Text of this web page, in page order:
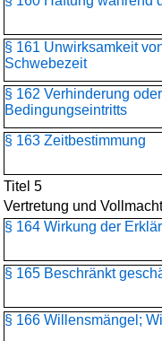
§ 161 Unwirksamkeit
Schwebezeit
§ 162 Verhinderung
Bedingungseintritts
§ 163 Zeitbestimmung
Titel 5
Vertretung und Vollmacht
§ 164 Wirkung der
§ 165 Beschränkt
§ 166 Willensmängel;